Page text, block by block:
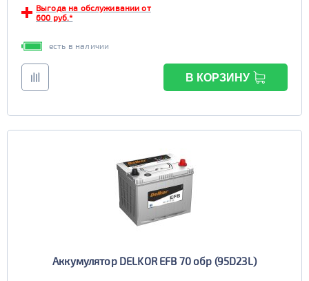
Выгода на обслуживании от
600 руб.*
есть в наличии
В КОРЗИНУ
Аккумулятор DELKOR EFB 70 обр (95D23L)